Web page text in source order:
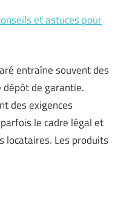
et astuces pour
entraîne souvent des
de garantie.
des exigences
le cadre légal et
locataires. Les produits